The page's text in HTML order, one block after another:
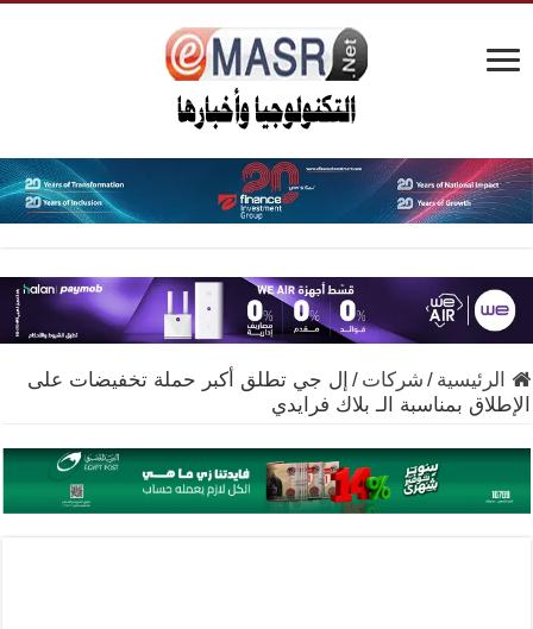
الرئيسية / شركات / إل جي تطلق أكبر حملة تخفيضات على
الإطلاق بمناسبة الـ بلاك فرايدي